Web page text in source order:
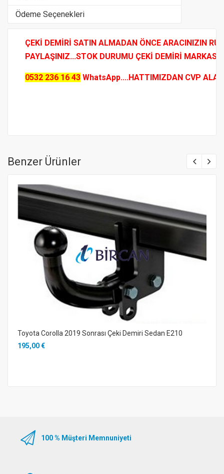
Ödeme Seçenekleri
ÇEKİ DEMİRİ SATIN ALMADAN ÖNCE ARACINIZIN
PAYLAŞINIZ...STOK DURUMU ÇEKİ DEMİRİ MARKASI
0532 236 16 43 WhatsApp....HATTIMIZDAN CVP
Benzer Ürünler
Toyota Corolla 2019 Sonrası Çeki Demiri Sedan E210
195,00 €
100 % Müşteri Memnuniyeti